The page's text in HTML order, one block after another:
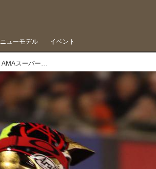
ニューモデル イベント
古賀太基、LCQラストラップで惜しくも敗退。AMAスーパークロスいよいよ開幕